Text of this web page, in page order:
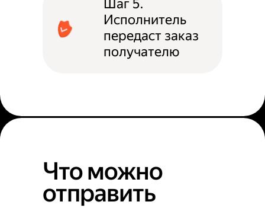
Шаг 5.
Исполнитель
передаст заказ
получателю
Что можно
отправить